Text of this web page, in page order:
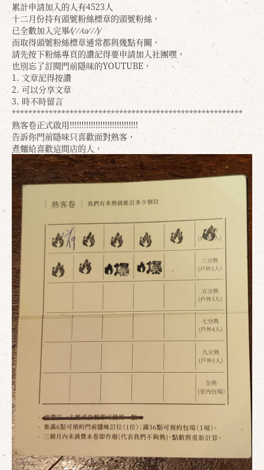
累計申請加入的人有4523人
十二月份持有頭號粉絲標章的頭號粉絲，
已全數加入完畢⁄(⁄ ⁄ ⁄ω⁄ ⁄ ⁄)⁄
而取得頭號粉絲標章通常都與幾點有關，
請先按下粉絲專頁的讚記得要申請加入社團嘿，
也別忘了訂閱門前隱味的YOUTUBE，
1. 文章記得按讚
2. 可以分享文章
3. 時不時留言
********************************************************
熟客卷正式啟用!!!!!!!!!!!!!!!!!!!!!!!!!!!!!
告訴你門前隱味只喜歡面對熟客，
煮麵給喜歡這間店的人，